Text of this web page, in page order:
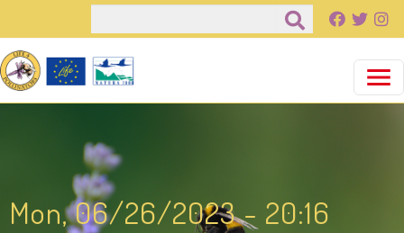
Παράκαμψη προς το κυρίως περιεχόμενο
Mon, 06/26/2023 - 20:16